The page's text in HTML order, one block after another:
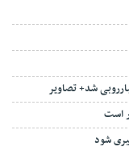
شد+ تصاویر
است
شود